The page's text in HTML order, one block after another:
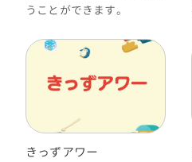
うことができます。
きっずアワー